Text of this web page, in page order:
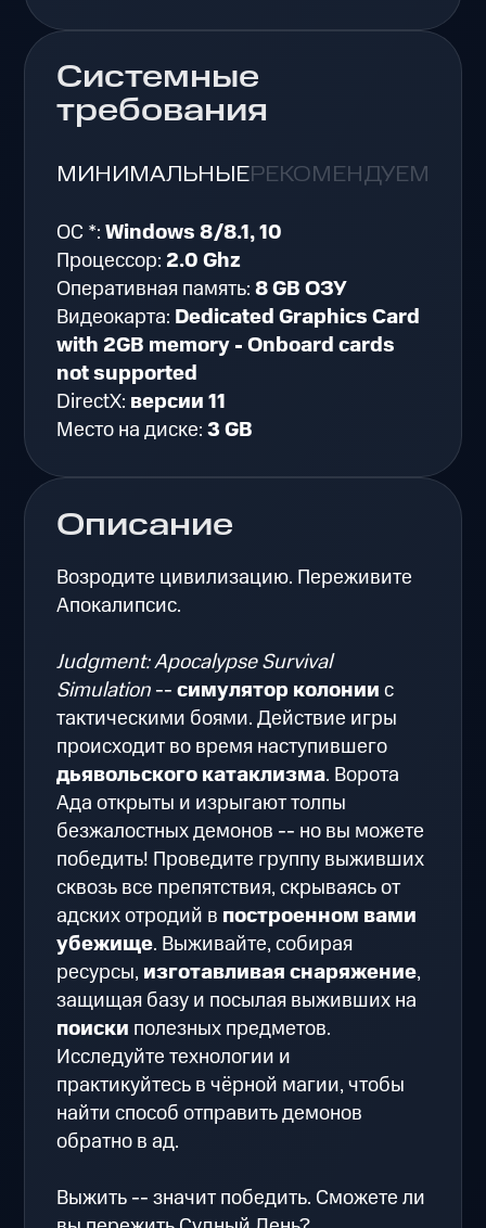
Описание
Возродите цивилизацию. Переживите
Апокалипсис.
Judgment: Apocalypse Survival
Simulation--симулятор колониис
тактическими боями. Действие игры
происходит во время наступившего
дьявольского катаклизма. Ворота
Ада открыты и изрыгают толпы
безжалостных демонов -- но вы можете
победить! Проведите группу выживших
сквозь все препятствия, скрываясь от
адских отродий в построенном вами
убежище. Выживайте, собирая
ресурсы, изготавливая снаряжение,
защищая базу и посылая выживших на
поиски полезных предметов.
Исследуйте технологии и
практикуйтесь в чёрной магии, чтобы
найти способ отправить демонов
обратно в ад.
Выжить -- значит победить. Сможете ли
Системные
требования
МИНИМАЛЬНЫЕРЕКОМЕНДУЕМЫЕ
ОС *:Windows 8/8.1, 10
Процессор: 2.0 Ghz
Оперативная память:8 GB ОЗУ
Видеокарта: Dedicated Graphics Card
with 2GB memory - Onboard cards
not supported
DirectX: версии 11
Место на диске:3 GB